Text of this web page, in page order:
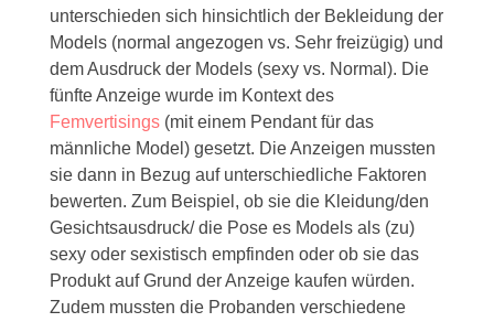
unterschieden sich hinsichtlich der Bekleidung der
Models (normal angezogen vs. Sehr freizügig) und
dem Ausdruck der Models (sexy vs. Normal). Die
fünfte Anzeige wurde im Kontext des
Femvertisings (mit einem Pendant für das
männliche Model) gesetzt. Die Anzeigen mussten
sie dann in Bezug auf unterschiedliche Faktoren
bewerten. Zum Beispiel, ob sie die Kleidung/den
Gesichtsausdruck/ die Pose es Models als (zu)
sexy oder sexistisch empfinden oder ob sie das
Produkt auf Grund der Anzeige kaufen würden.
Zudem mussten die Probanden verschiedene